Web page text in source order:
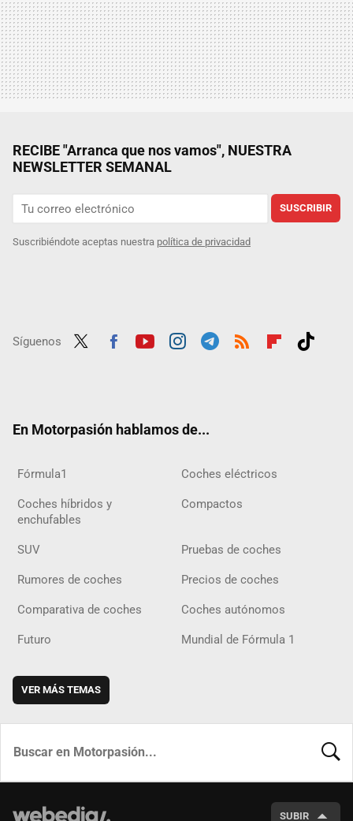
RECIBE "Arranca que nos vamos", NUESTRA
NEWSLETTER SEMANAL
SUSCRIBIR
Suscribiéndote aceptas nuestra política de privacidad
Síguenos
En Motorpasión hablamos de...
Fórmula1 Coches eléctricos
Coches híbridos y
enchufables
Compactos
SUV Pruebas de coches
Rumores de coches Precios de coches
Comparativa de coches Coches autónomos
Futuro Mundial de Fórmula 1
VER MÁS TEMAS
SUBIR